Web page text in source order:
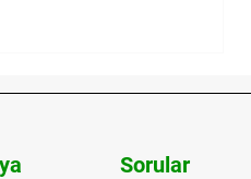
Sorular